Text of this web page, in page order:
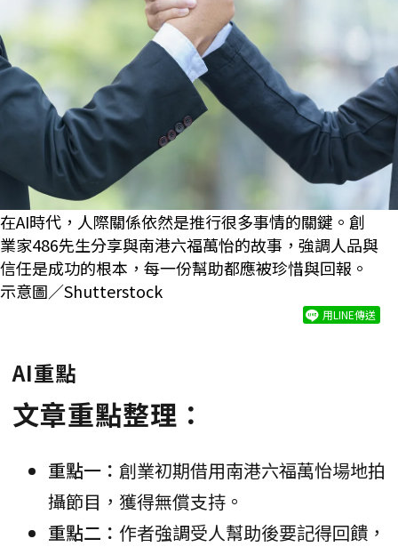
在AI時代，人際關係依然是推行很多事情的關鍵。創
業家486先生分享與南港六福萬怡的故事，強調人品與
信任是成功的根本，每一份幫助都應被珍惜與回報。
示意圖／Shutterstock
用LINE傳送
AI重點
文章重點整理：
重點一： 創業初期借用南港六福萬怡場地拍
攝節目，獲得無償支持。
重點二： 作者強調受人幫助後要記得回饋，